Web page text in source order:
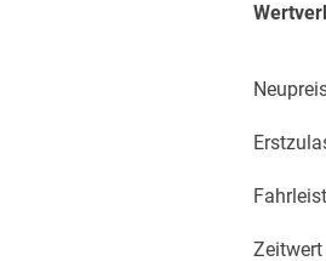
Zeitwert